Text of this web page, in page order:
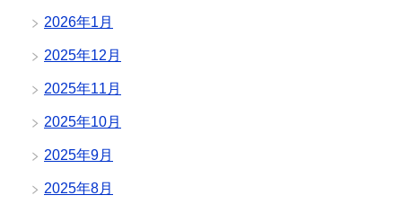
2026年1月
2025年12月
2025年11月
2025年10月
2025年9月
2025年8月